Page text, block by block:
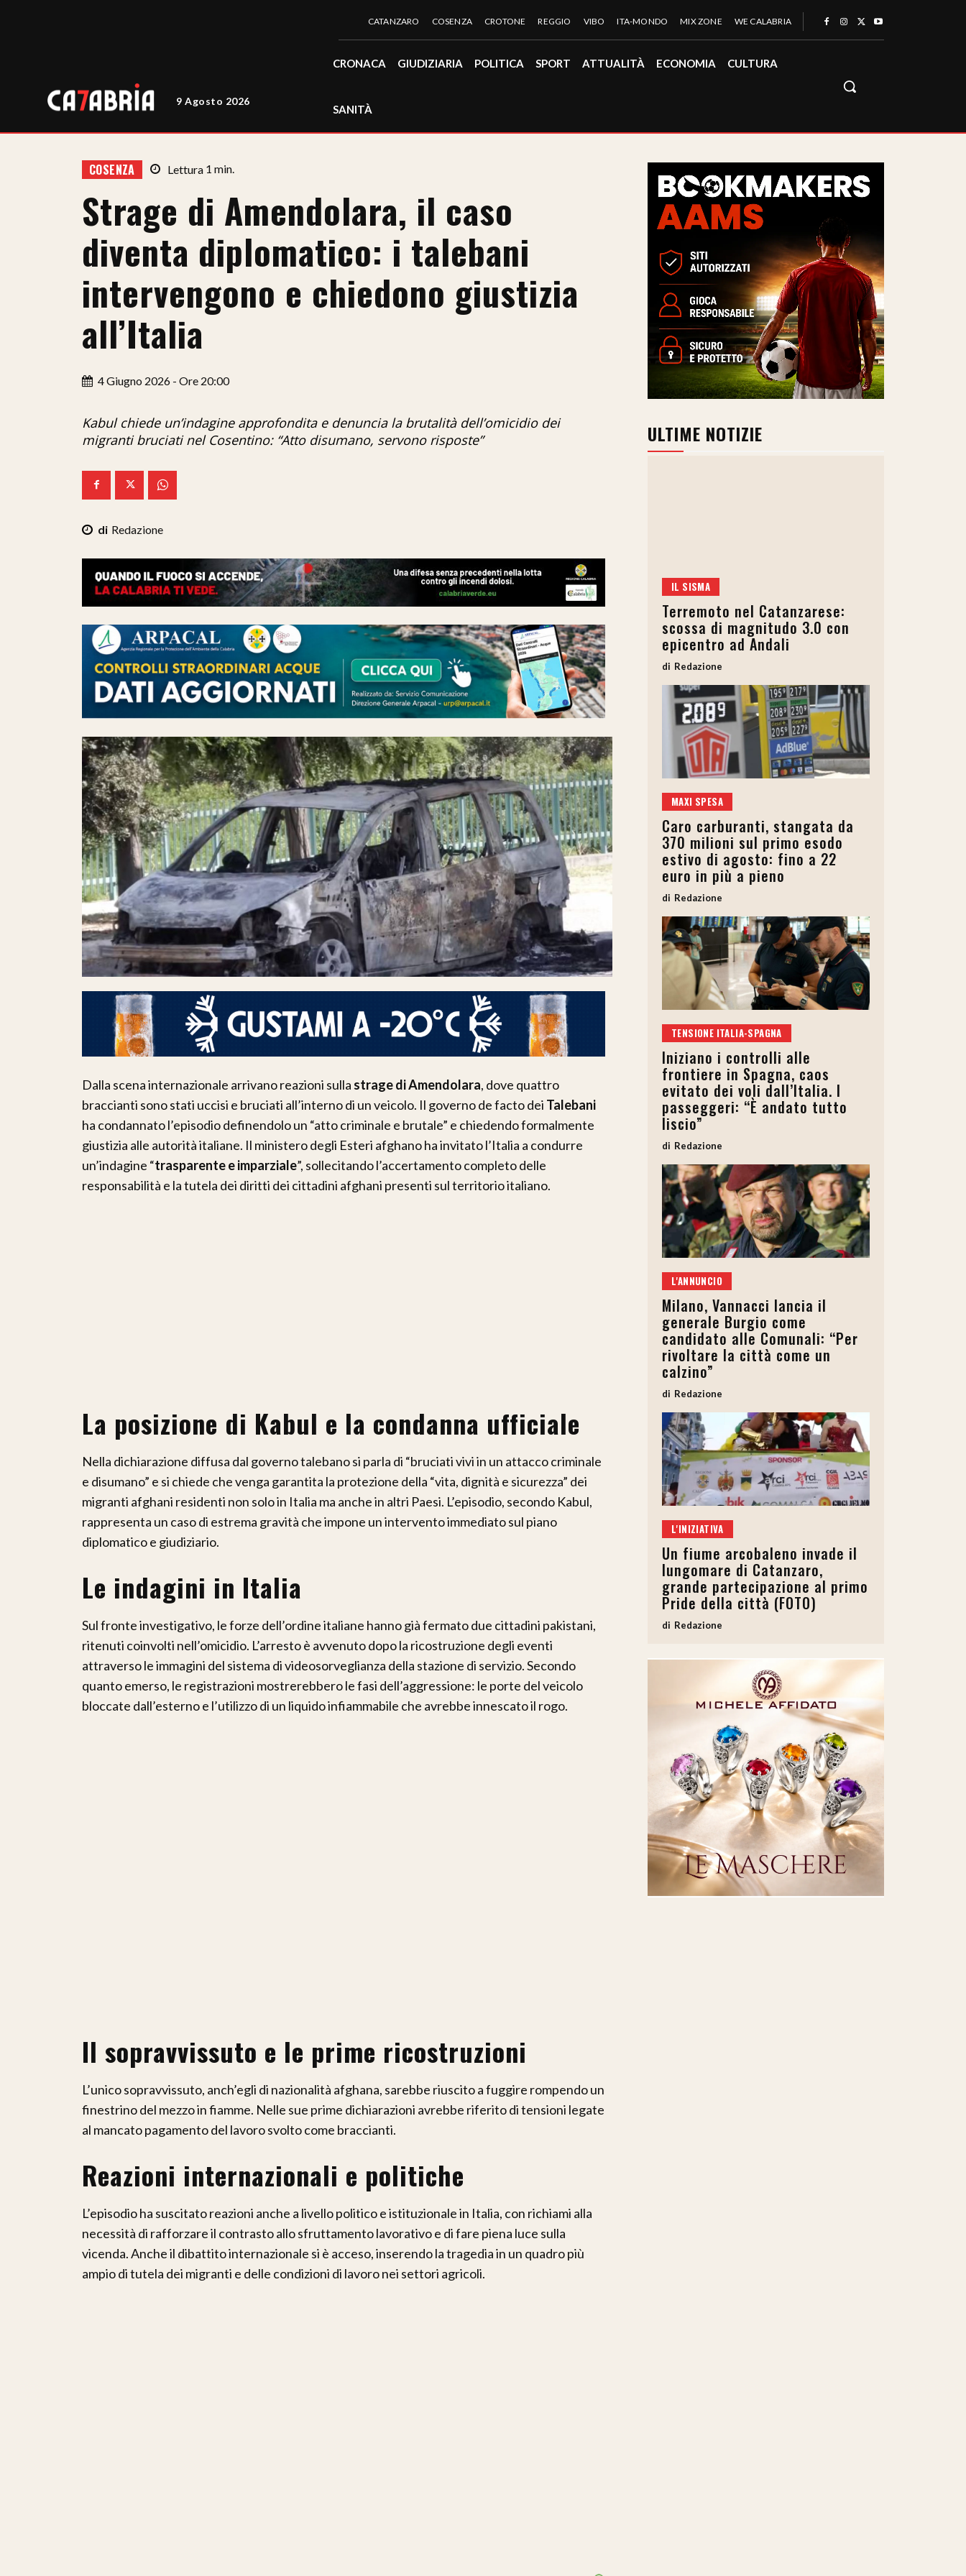
9 Agosto 2026
CATANZARO COSENZA CROTONE REGGIO VIBO ITA-MONDO MIX ZONE WE CALABRIA
CRONACA GIUDIZIARIA POLITICA SPORT ATTUALITÀ ECONOMIA CULTURA
SANITÀ
COSENZA Lettura 1 min.
Strage di Amendolara, il caso
diventa diplomatico: i talebani
intervengono e chiedono giustizia
all’Italia
4 Giugno 2026 - Ore 20:00
Kabul chiede un’indagine approfondita e denuncia la brutalità dell’omicidio dei
migranti bruciati nel Cosentino: “Atto disumano, servono risposte”
Redazione
Dalla scena internazionale arrivano reazioni sulla strage di Amendolara, dove quattro
braccianti sono stati uccisi e bruciati all’interno di un veicolo. Il governo de facto dei Talebani
ha condannato l’episodio definendolo un “atto criminale e brutale” e chiedendo formalmente
giustizia alle autorità italiane. Il ministero degli Esteri afghano ha invitato l’Italia a condurre
un’indagine “trasparente e imparziale”, sollecitando l’accertamento completo delle
responsabilità e la tutela dei diritti dei cittadini afghani presenti sul territorio italiano.
La posizione di Kabul e la condanna ufficiale
Nella dichiarazione diffusa dal governo talebano si parla di “bruciati vivi in un attacco criminale
e disumano” e si chiede che venga garantita la protezione della “vita, dignità e sicurezza” dei
migranti afghani residenti non solo in Italia ma anche in altri Paesi. L’episodio, secondo Kabul,
rappresenta un caso di estrema gravità che impone un intervento immediato sul piano
diplomatico e giudiziario.
Le indagini in Italia
Sul fronte investigativo, le forze dell’ordine italiane hanno già fermato due cittadini pakistani,
ritenuti coinvolti nell’omicidio. L’arresto è avvenuto dopo la ricostruzione degli eventi
attraverso le immagini del sistema di videosorveglianza della stazione di servizio. Secondo
quanto emerso, le registrazioni mostrerebbero le fasi dell’aggressione: le porte del veicolo
bloccate dall’esterno e l’utilizzo di un liquido infiammabile che avrebbe innescato il rogo.
Il sopravvissuto e le prime ricostruzioni
L’unico sopravvissuto, anch’egli di nazionalità afghana, sarebbe riuscito a fuggire rompendo un
finestrino del mezzo in fiamme. Nelle sue prime dichiarazioni avrebbe riferito di tensioni legate
al mancato pagamento del lavoro svolto come braccianti.
Reazioni internazionali e politiche
L’episodio ha suscitato reazioni anche a livello politico e istituzionale in Italia, con richiami alla
necessità di rafforzare il contrasto allo sfruttamento lavorativo e di fare piena luce sulla
vicenda. Anche il dibattito internazionale si è acceso, inserendo la tragedia in un quadro più
ampio di tutela dei migranti e delle condizioni di lavoro nei settori agricoli.
ULTIME NOTIZIE
IL SISMA
Terremoto nel Catanzarese:
scossa di magnitudo 3.0 con
epicentro ad Andali
Redazione
MAXI SPESA
Caro carburanti, stangata da
370 milioni sul primo esodo
estivo di agosto: fino a 22
euro in più a pieno
Redazione
TENSIONE ITALIA-SPAGNA
Iniziano i controlli alle
frontiere in Spagna, caos
evitato dei voli dall’Italia. I
passeggeri: “È andato tutto
liscio”
Redazione
L'ANNUNCIO
Milano, Vannacci lancia il
generale Burgio come
candidato alle Comunali: “Per
rivoltare la città come un
calzino”
Redazione
L'INIZIATIVA
Un fiume arcobaleno invade il
lungomare di Catanzaro,
grande partecipazione al primo
Pride della città (FOTO)
Redazione